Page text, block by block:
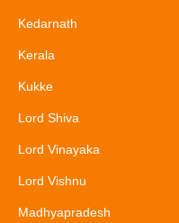
Kedarnath
Kerala
Kukke
Lord Shiva
Lord Vinayaka
Lord Vishnu
Madhyapradesh